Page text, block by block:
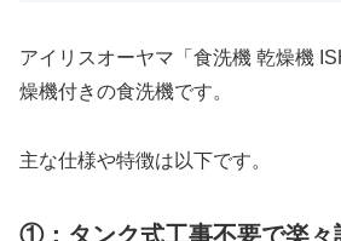
アイリスオーヤマ「食洗機 乾燥機
燥機付きの食洗機です。
主な仕様や特徴は以下です。
①：タンク式工事不要で楽